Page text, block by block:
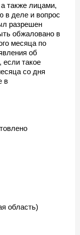
также лицами,
в деле и вопрос
разрешен
обжаловано в
месяца по
об
если такое
со дня
в
область)